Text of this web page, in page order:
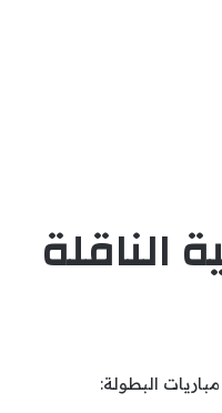
الناقلة
البطولة: